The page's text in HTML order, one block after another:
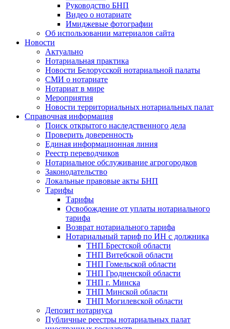
Руководство БНП
Видео о нотариате
Имиджевые фотографии
Об использовании материалов сайта
Новости
Актуально
Нотариальная практика
Новости Белорусской нотариальной палаты
СМИ о нотариате
Нотариат в мире
Мероприятия
Новости территориальных нотариальных палат
Справочная информация
Поиск открытого наследственного дела
Проверить доверенность
Единая информационная линия
Реестр переводчиков
Нотариальное обслуживание агрогородков
Законодательство
Локальные правовые акты БНП
Тарифы
Тарифы
Освобождение от уплаты нотариального
тарифа
Возврат нотариального тарифа
Нотариальный тариф по ИН с должника
ТНП Брестской области
ТНП Витебской области
ТНП Гомельской области
ТНП Гродненской области
ТНП г. Минска
ТНП Минской области
ТНП Могилевской области
Депозит нотариуса
Публичные реестры нотариальных палат